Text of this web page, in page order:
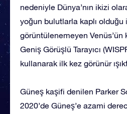
nedeniyle Dünya’nın ikizi
yoğun bulutlarla kaplı olduğu
görüntülenemeyen Venüs’ün
Geniş Görüşlü Tarayıcı
kullanarak ilk kez görünür
Güneş kaşifi denilen Parker
2020’de Güneş’e azami